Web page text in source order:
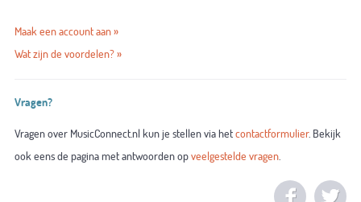
Maak een account aan »
Wat zijn de voordelen? »
Vragen?
Vragen over MusicConnect.nl kun je stellen via hetcontactformulier. Bekijk
ook eens de pagina met antwoorden opveelgestelde vragen.